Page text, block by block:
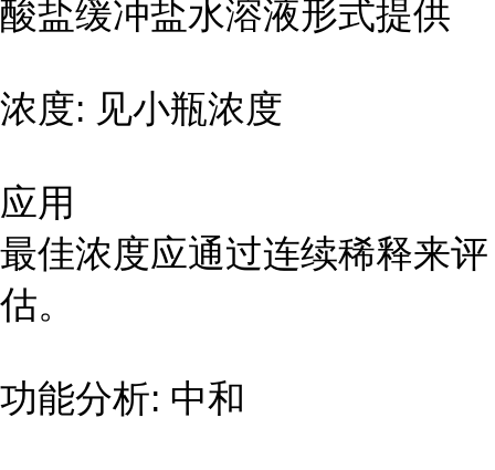
酸盐缓冲盐水溶液形式提供
浓度: 见小瓶浓度
应用
最佳浓度应通过连续稀释来评
估。
功能分析: 中和